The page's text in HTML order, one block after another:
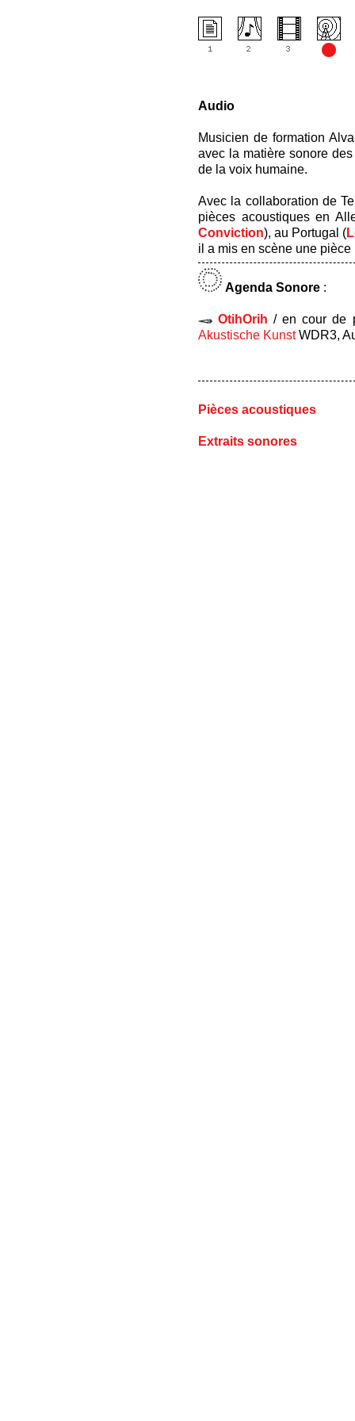
Audio
Musicien de formation
avec la matière sonore
de la voix humaine.
Avec la collaboration de
pièces acoustiques en
Conviction), au Portugal (
il a mis en scène une
Agenda Sonore :
OtihOrih / en cour de
Akustische KunstWDR3,
Pièces acoustiques
Extraits sonores